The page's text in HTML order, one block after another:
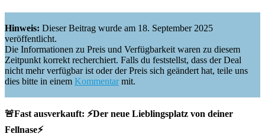
Hinweis: Dieser Beitrag wurde am 18. September 2025
veröffentlicht.
Die Informationen zu Preis und Verfügbarkeit waren zu diesem
Zeitpunkt korrekt recherchiert. Falls du feststellst, dass der Deal
nicht mehr verfügbar ist oder der Preis sich geändert hat, teile uns
dies bitte in einem Kommentarmit.
🚨Fast ausverkauft: ⚡️Der neue Lieblingsplatz von deiner
Fellnase⚡️